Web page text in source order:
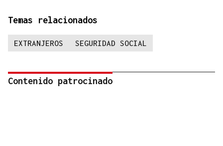
Temas relacionados
EXTRANJEROS SEGURIDAD SOCIAL
Contenido patrocinado